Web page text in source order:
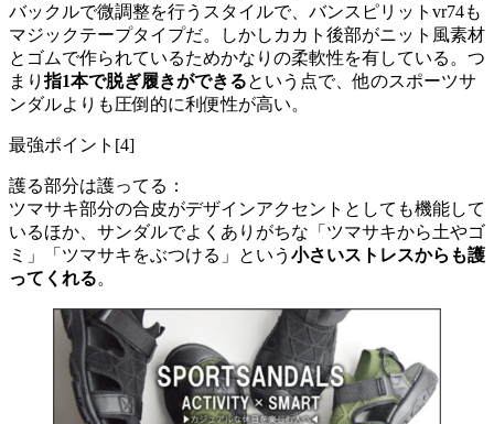
バックルで微調整を行うスタイルで、バンスピリットvr74も
マジックテープタイプだ。しかしカカト後部がニット風素材
とゴムで作られているためかなりの柔軟性を有している。つ
まり指1本で脱ぎ履きができるという点で、他のスポーツサ
ンダルよりも圧倒的に利便性が高い。
最強ポイント[4]
護る部分は護ってる：
ツマサキ部分の合皮がデザインアクセントとしても機能して
いるほか、サンダルでよくありがちな「ツマサキから土やゴ
ミ」「ツマサキをぶつける」という 小さいストレスからも護
ってくれる。